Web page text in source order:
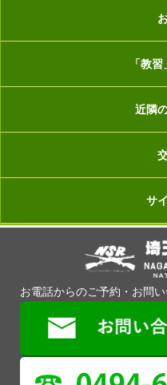
「教
近隣
サ
お電話からのご予約・お問